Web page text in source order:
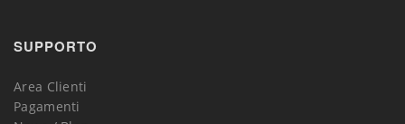
SUPPORTO
Area Clienti
Pagamenti